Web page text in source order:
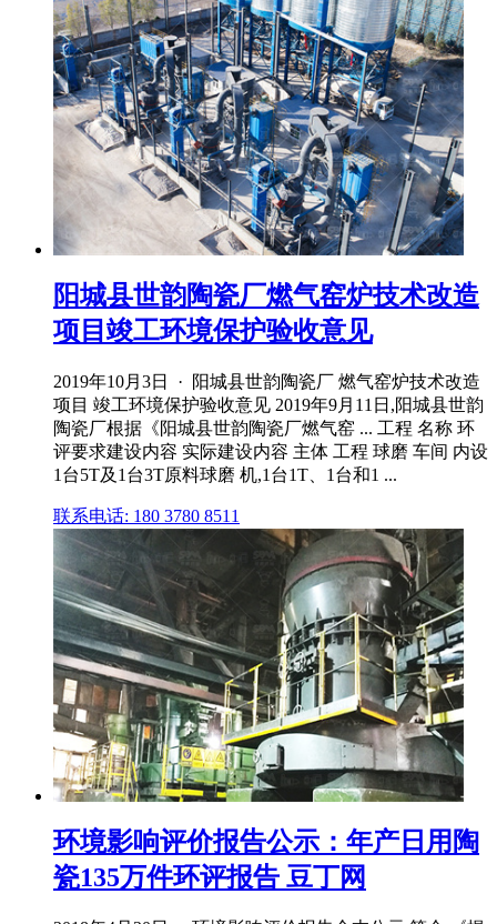
阳城县世韵陶瓷厂燃气窑炉技术改造
项目竣工环境保护验收意见
2019年10月3日 · 阳城县世韵陶瓷厂 燃气窑炉技术改造
项目 竣工环境保护验收意见 2019年9月11日,阳城县世韵
陶瓷厂根据《阳城县世韵陶瓷厂燃气窑 ... 工程 名称 环
评要求建设内容 实际建设内容 主体 工程 球磨 车间 内设
1台5T及1台3T原料球磨 机,1台1T、1台和1 ...
联系电话: 180 3780 8511
环境影响评价报告公示：年产日用陶
瓷135万件环评报告 豆丁网